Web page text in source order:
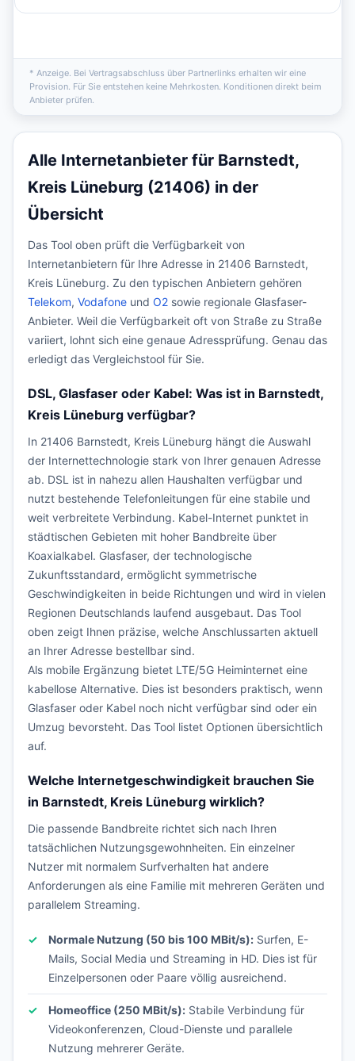
* Anzeige. Bei Vertragsabschluss über Partnerlinks erhalten wir eine
Provision. Für Sie entstehen keine Mehrkosten. Konditionen direkt beim
Anbieter prüfen.
Alle Internetanbieter für Barnstedt,
Kreis Lüneburg (21406) in der
Übersicht
Das Tool oben prüft die Verfügbarkeit von
Internetanbietern für Ihre Adresse in 21406 Barnstedt,
Kreis Lüneburg. Zu den typischen Anbietern gehören
Telekom, Vodafone und O2 sowie regionale Glasfaser-
Anbieter. Weil die Verfügbarkeit oft von Straße zu Straße
variiert, lohnt sich eine genaue Adressprüfung. Genau das
erledigt das Vergleichstool für Sie.
DSL, Glasfaser oder Kabel: Was ist in Barnstedt,
Kreis Lüneburg verfügbar?
In 21406 Barnstedt, Kreis Lüneburg hängt die Auswahl
der Internettechnologie stark von Ihrer genauen Adresse
ab. DSL ist in nahezu allen Haushalten verfügbar und
nutzt bestehende Telefonleitungen für eine stabile und
weit verbreitete Verbindung. Kabel-Internet punktet in
städtischen Gebieten mit hoher Bandbreite über
Koaxialkabel. Glasfaser, der technologische
Zukunftsstandard, ermöglicht symmetrische
Geschwindigkeiten in beide Richtungen und wird in vielen
Regionen Deutschlands laufend ausgebaut. Das Tool
oben zeigt Ihnen präzise, welche Anschlussarten aktuell
an Ihrer Adresse bestellbar sind.
Als mobile Ergänzung bietet LTE/5G Heiminternet eine
kabellose Alternative. Dies ist besonders praktisch, wenn
Glasfaser oder Kabel noch nicht verfügbar sind oder ein
Umzug bevorsteht. Das Tool listet Optionen übersichtlich
auf.
Welche Internetgeschwindigkeit brauchen Sie
in Barnstedt, Kreis Lüneburg wirklich?
Die passende Bandbreite richtet sich nach Ihren
tatsächlichen Nutzungsgewohnheiten. Ein einzelner
Nutzer mit normalem Surfverhalten hat andere
Anforderungen als eine Familie mit mehreren Geräten und
parallelem Streaming.
Normale Nutzung (50 bis 100 MBit/s): Surfen, E-
Mails, Social Media und Streaming in HD. Dies ist für
Einzelpersonen oder Paare völlig ausreichend.
Homeoffice (250 MBit/s): Stabile Verbindung für
Videokonferenzen, Cloud-Dienste und parallele
Nutzung mehrerer Geräte.